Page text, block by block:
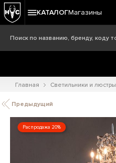
КАТАЛОГМагазины
Главная Светильники и люстры
Предыдущий
Распродажа 20%